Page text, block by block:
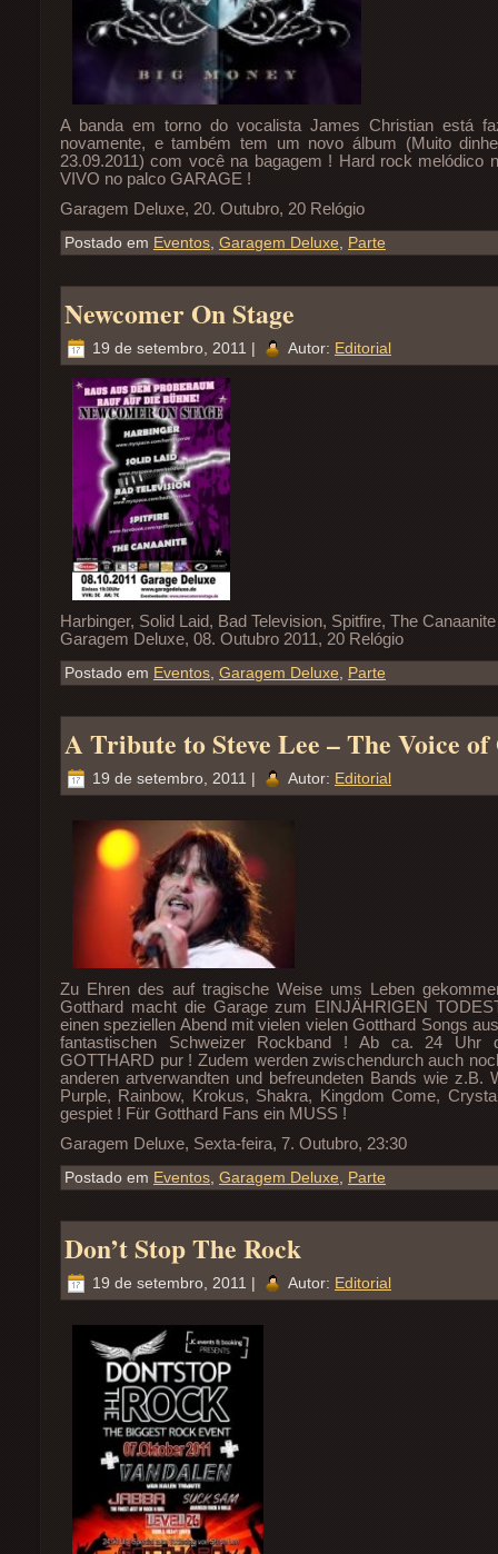
A banda em torno do vocalista James Christian está
novamente, e também tem um novo álbum (Muito
23.09.2011) com você na bagagem ! Hard rock melódico
VIVO no palco GARAGE !
Garagem Deluxe, 20. Outubro, 20 Relógio
Postado em Eventos, Garagem Deluxe, Parte
Newcomer On Stage
19 de setembro, 2011 | Autor: Editorial
Harbinger, Solid Laid, Bad Television, Spitfire, The Canaanite
Garagem Deluxe, 08. Outubro 2011, 20 Relógio
Postado em Eventos, Garagem Deluxe, Parte
A Tribute to Steve Lee –The Voice
19 de setembro, 2011 | Autor: Editorial
Zu Ehren des auf tragische Weise ums Leben
Gotthard macht die Garage zum EINJÄHRIGEN
einen speziellen Abend mit vielen vielen Gotthard Songs
fantastischen Schweizer Rockband ! Ab ca. 24 Uhr
GOTTHARD pur ! Zudem werden zwischendurch auch
anderen artverwandten und befreundeten Bands wie z.B.
Purple, Rainbow, Krokus, Shakra, Kingdom Come,
gespiet ! Für Gotthard Fans ein MUSS !
Garagem Deluxe, Sexta-feira, 7. Outubro, 23:30
Postado em Eventos Garagem Deluxe Parte
Don’t Stop The Rock
19 de setembro, 2011 | Autor: Editorial